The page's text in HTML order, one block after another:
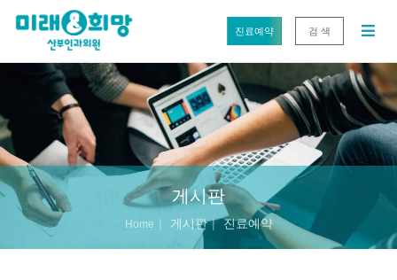
진료예약 검 색
게시판
Home 게시판 진료예약